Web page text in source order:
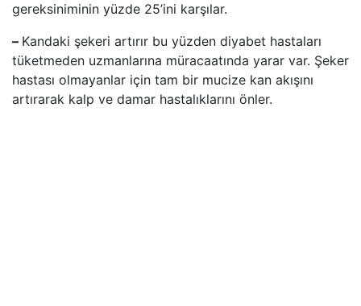
gereksiniminin yüzde 25’ini karşılar.
– Kandaki şekeri artırır bu yüzden diyabet hastaları
tüketmeden uzmanlarına müracaatında yarar var. Şeker
hastası olmayanlar için tam bir mucize kan akışını
artırarak kalp ve damar hastalıklarını önler.